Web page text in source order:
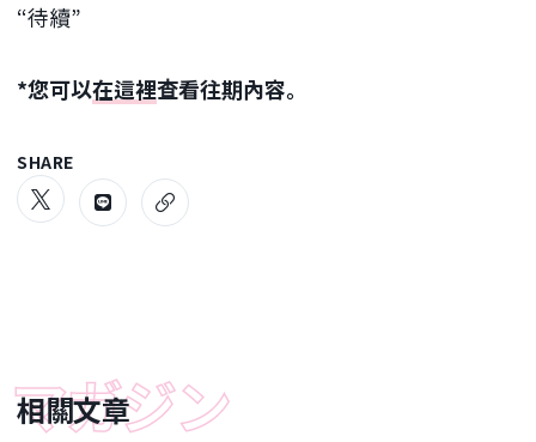
“待續”
*您可以在這裡查看往期內容。
SHARE
相關文章